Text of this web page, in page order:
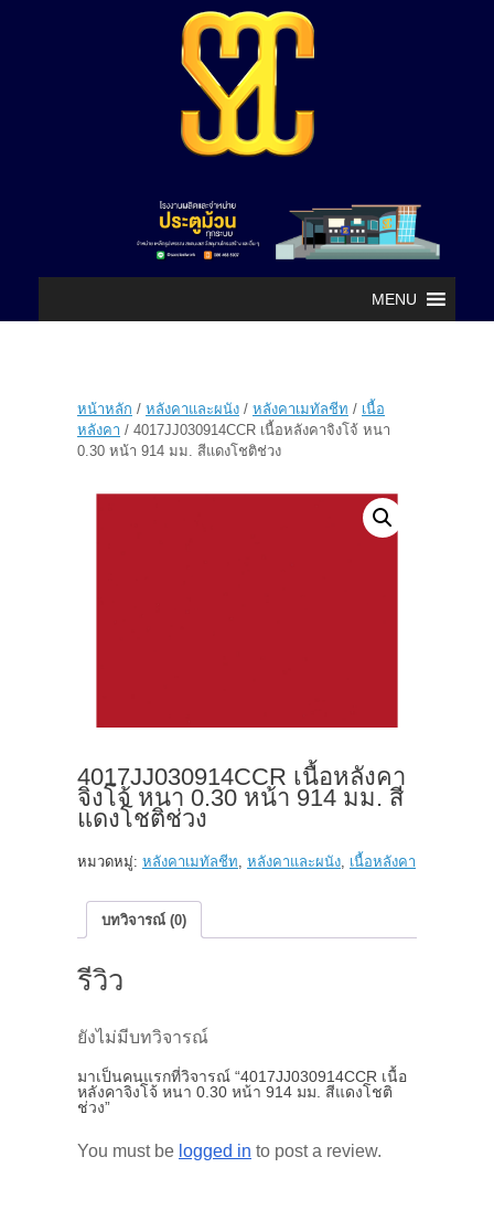
MENU
หน้าหลัก / หลังคาและผนัง / หลังคาเมทัลชีท / เนื้อ
หลังคา / 4017JJ030914CCR เนื้อหลังคาจิงโจ้ หนา
0.30 หน้า 914 มม. สีแดงโชติช่วง
4017JJ030914CCR เนื้อหลังคา
จิงโจ้ หนา 0.30 หน้า 914 มม. สี
แดงโชติช่วง
หมวดหมู่: หลังคาเมทัลชีท, หลังคาและผนัง, เนื้อหลังคา
บทวิจารณ์ (0)
รีวิว
ยังไม่มีบทวิจารณ์
มาเป็นคนแรกที่วิจารณ์ “4017JJ030914CCR เนื้อ
หลังคาจิงโจ้ หนา 0.30 หน้า 914 มม. สีแดงโชติ
ช่วง”
You must be logged in to post a review.